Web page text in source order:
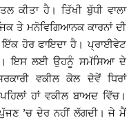
ਕੀਤਾ ਹੈ। ਤਿੱਖੀ ਬੁੱਧੀ ਵਾਲਾ
ਤੇ ਮਨੋਵਿਗਿਆਨਕ ਕਾਰਨਾਂ ਦੀ
ਇੱਕ ਹੋਰ ਫਾਇਦਾ ਹੈ। ਪ੍ਰਾਈਵੇਟ
ਇਸ ਲਈ ਉਹਨੂੰ ਸਮੱਸਿਆ ਦੇ
ਵਕੀਲ ਕੋਲ ਦੋਵੇਂ ਧਿਰਾਂ
ਹਾਂ ਵਕੀਲ ਬਾਅਦ ਵਿੱਚ।
’ਚ ਦੇਰ ਨਹੀਂ ਲੱਗਦੀ। ਜੇ ਮੈਂ